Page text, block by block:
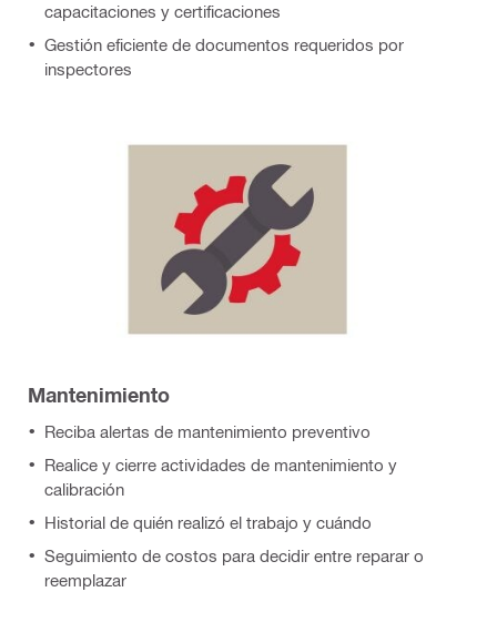
capacitaciones y certificaciones
Gestión eficiente de documentos requeridos por
inspectores
Mantenimiento
Reciba alertas de mantenimiento preventivo
Realice y cierre actividades de mantenimiento y
calibración
Historial de quién realizó el trabajo y cuándo
Seguimiento de costos para decidir entre reparar o
reemplazar